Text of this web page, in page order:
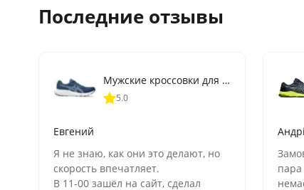
Последние отзывы
Мужские кроссовки для бега ASICS GEL-CONTEND 9 (1011B881-407)
5.0
Евгений
Я не знаю, как они это делают, но
скорость впечатляет.
В 11-00 зашёл на сайт, сделал
пара